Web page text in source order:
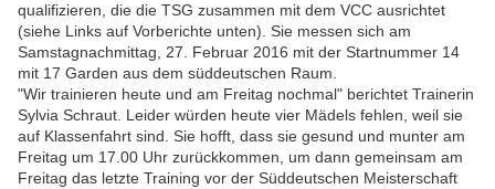
qualifizieren, die die TSG zusammen mit dem VCC ausrichtet
(siehe Links auf Vorberichte unten). Sie messen sich am
Samstagnachmittag, 27. Februar 2016 mit der Startnummer 14
mit 17 Garden aus dem süddeutschen Raum.
"Wir trainieren heute und am Freitag nochmal" berichtet Trainerin
Sylvia Schraut. Leider würden heute vier Mädels fehlen, weil sie
auf Klassenfahrt sind. Sie hofft, dass sie gesund und munter am
Freitag um 17.00 Uhr zurückkommen, um dann gemeinsam am
Freitag das letzte Training vor der Süddeutschen Meisterschaft